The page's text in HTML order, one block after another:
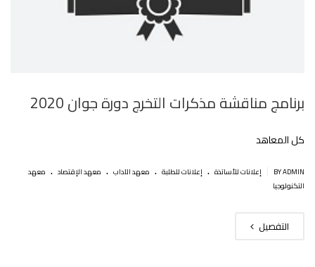
برنامج مناقشة مذكرات التخرج دورة جوان 2020
كل المعاهد
BY ADMIN إعلانات للأساتذة . إعلانات للطلبة . معهد الآداب . معهد الإقتصاد . معهد
التكنولوجيا
التفصيل